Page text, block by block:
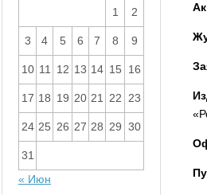
1 2
3 4 5 6 7 8 9
10 11 12 13 14 15 16
17 18 19 20 21 22 23
24 25 26 27 28 29 30
31
« Июн